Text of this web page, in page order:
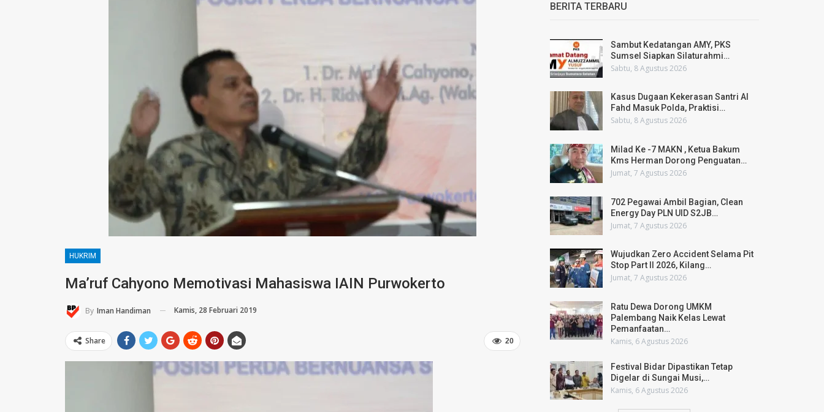
HUKRIM
Ma’ruf Cahyono Memotivasi Mahasiswa IAIN Purwokerto
By Iman Handiman Kamis, 28 Februari 2019
20
Share
BERITA TERBARU
Sambut Kedatangan AMY, PKS
Sumsel Siapkan Silaturahmi…
Sabtu, 8 Agustus 2026
Kasus Dugaan Kekerasan Santri Al
Fahd Masuk Polda, Praktisi…
Sabtu, 8 Agustus 2026
Milad Ke -7 MAKN , Ketua Bakum
Kms Herman Dorong Penguatan…
Jumat, 7 Agustus 2026
702 Pegawai Ambil Bagian, Clean
Energy Day PLN UID S2JB…
Jumat, 7 Agustus 2026
Wujudkan Zero Accident Selama Pit
Stop Part II 2026, Kilang…
Jumat, 7 Agustus 2026
Ratu Dewa Dorong UMKM
Palembang Naik Kelas Lewat
Pemanfaatan…
Kamis, 6 Agustus 2026
Festival Bidar Dipastikan Tetap
Digelar di Sungai Musi,…
Kamis, 6 Agustus 2026